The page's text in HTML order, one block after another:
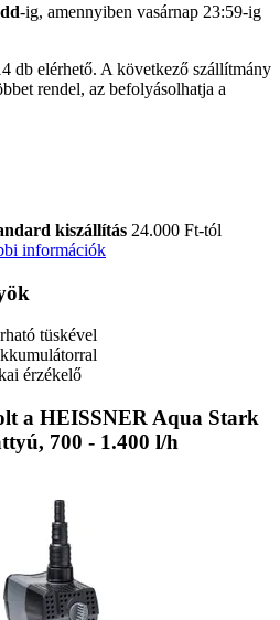
-ig, amennyiben vasárnap 23:59-ig
db elérhető. A következő szállítmány
rendel, az befolyásolhatja a
kiszállítás 24.000 Ft-tól
információk
tüskével
érzékelő
a HEISSNER Aqua Stark
700 - 1.400 l/h